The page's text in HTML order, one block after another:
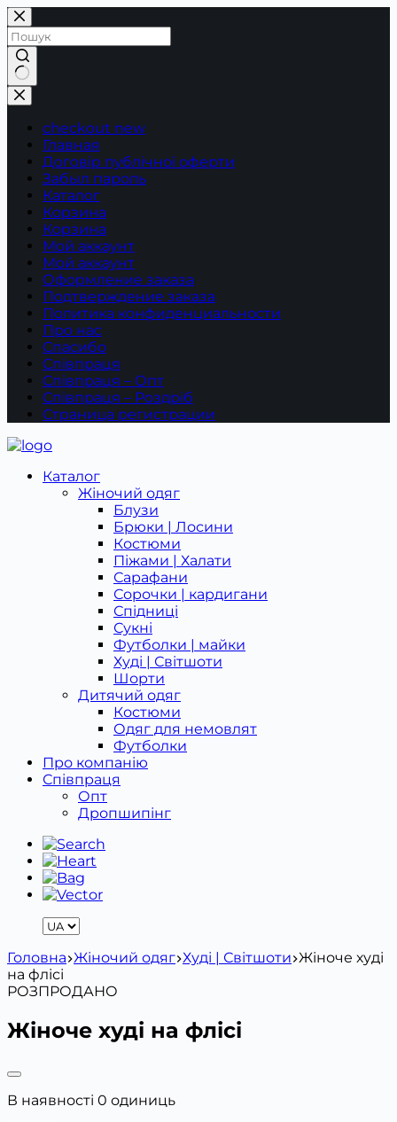
Перейти
до
вмісту
Немає
результатів
checkout new
Главная
Договір публічної оферти
Забыл пароль
Каталог
Корзина
Корзина
Мой аккаунт
Мой аккаунт
Оформление заказа
Подтверждение заказа
Политика конфиденциальности
Про нас
Спасибо
Співпраця
Співпраця – Опт
Співпраця – Роздріб
Страница регистрации
Каталог
Жіночий одяг
Блузи
Брюки | Лосини
Костюми
Піжами | Халати
Сарафани
Сорочки | кардигани
Спідниці
Сукні
Футболки | майки
Худі | Світшоти
Шорти
Дитячий одяг
Костюми
Одяг для немовлят
Футболки
Про компанію
Співпраця
Опт
Дропшипінг
Головна Жіночий одяг Худі | Світшоти Жіноче худі
на флісі
РОЗПРОДАНО
Жіноче худі на флісі
В наявності 0 одиниць